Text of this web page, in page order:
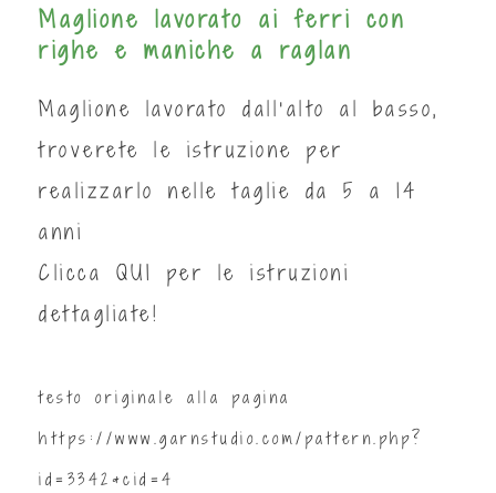
Maglione lavorato ai ferri con
righe e maniche a raglan
Maglione lavorato dall'alto al basso,
troverete le istruzione per
realizzarlo nelle taglie da 5 a 14
anni
Clicca QUI
per le istruzioni
dettagliate!
testo originale alla pagina
https://www.garnstudio.com/pattern.php?
id=3342&cid=4